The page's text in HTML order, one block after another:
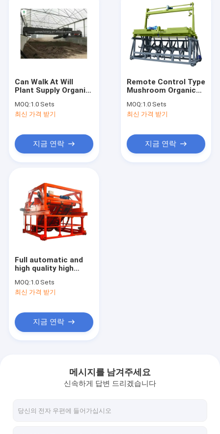
상품
회사 소개
연락처
자동 콤포스트 기계
유기농 콤포스트 기계
빠른 비료 기계
Can Walk At Will
Plant Supply Organic
Auger Compost
Turner
MOQ:1.0 Sets
최신 가격 받기
지금 연락
Remote Control Type
Mushroom Organic
Compost Turner
Machine Large
MOQ:1.0 Sets
최신 가격 받기
지금 연락
Full automatic and
high quality high
type chain plate
compost making
MOQ:1.0 Sets
최신 가격 받기
지금 연락
메시지를 남겨주세요
신속하게 답변 드리겠습니다